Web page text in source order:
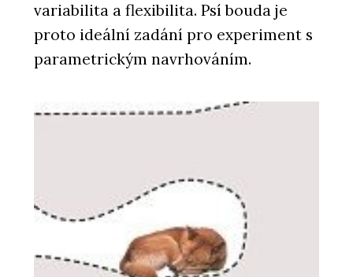
variabilita a flexibilita. Psí bouda je
proto ideální zadání pro experiment s
parametrickým navrhováním.